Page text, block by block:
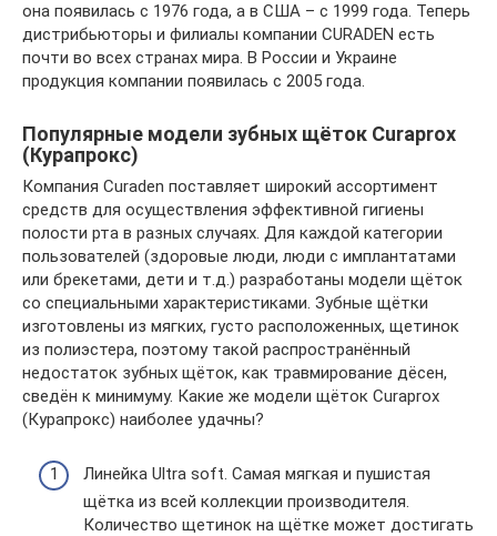
она появилась с 1976 года, а в США – с 1999 года. Теперь
дистрибьюторы и филиалы компании CURADEN есть
почти во всех странах мира. В России и Украине
продукция компании появилась с 2005 года.
Популярные модели зубных щёток Curaprox
(Курапрокс)
Компания Curaden поставляет широкий ассортимент
средств для осуществления эффективной гигиены
полости рта в разных случаях. Для каждой категории
пользователей (здоровые люди, люди с имплантатами
или брекетами, дети и т.д.) разработаны модели щёток
со специальными характеристиками. Зубные щётки
изготовлены из мягких, густо расположенных, щетинок
из полиэстера, поэтому такой распространённый
недостаток зубных щёток, как травмирование дёсен,
сведён к минимуму. Какие же модели щёток Curaprox
(Курапрокс) наиболее удачны?
Линейка Ultra soft. Самая мягкая и пушистая
щётка из всей коллекции производителя.
Количество щетинок на щётке может достигать